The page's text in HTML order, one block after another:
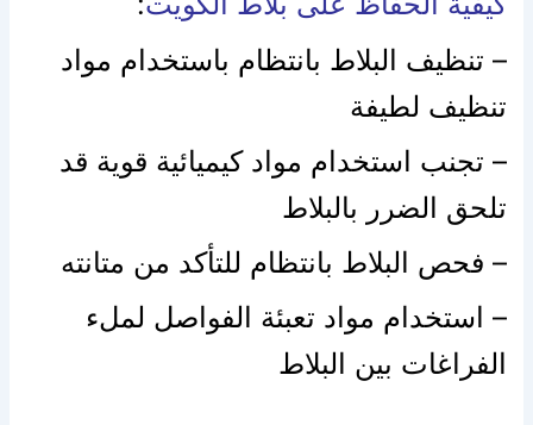
– تنظيف البلاط بانتظام باستخدام مواد
تنظيف لطيفة
– تجنب استخدام مواد كيميائية قوية قد
تلحق الضرر بالبلاط
– فحص البلاط بانتظام للتأكد من متانته
– استخدام مواد تعبئة الفواصل لملء
الفراغات بين البلاط